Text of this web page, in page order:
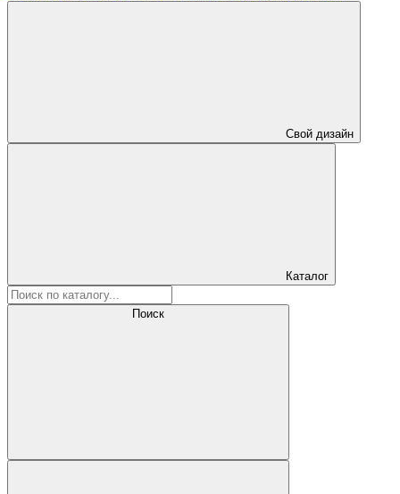
Свой дизайн
Каталог
Поиск